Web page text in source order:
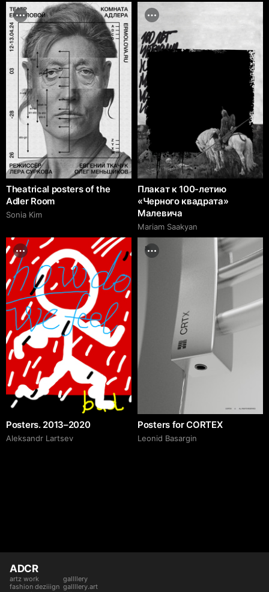
Theatrical posters of the
Adler Room
Sonia Kim
Плакат к 100-летию
«Черного квадрата»
Малевича
Mariam Saakyan
Posters. 2013–2020
Аleksandr Lartsev
Posters for CORTEX
Leonid Basargin
ADCR
artz work
fashion deziiign
gallllery
gallllery.art